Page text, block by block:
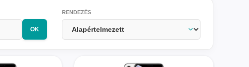
OK
RENDEZÉS